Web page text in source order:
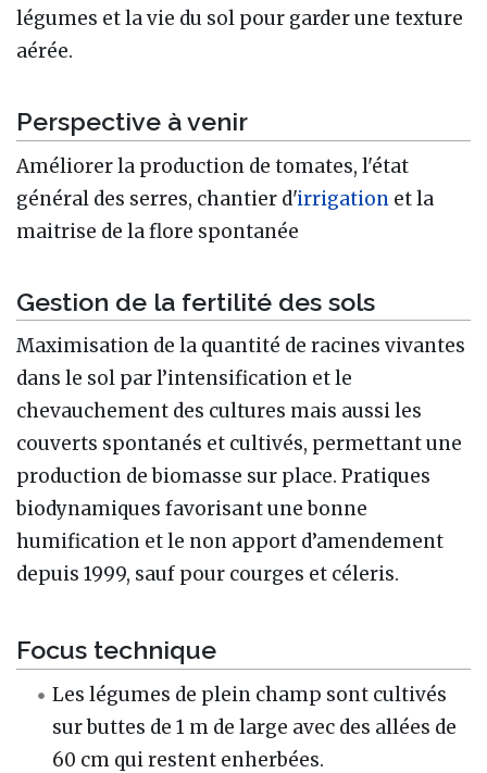
légumes et la vie du sol pour garder une texture
aérée.
Perspective à venir
Améliorer la production de tomates, l'état
général des serres, chantier d'irrigation et la
maitrise de la flore spontanée
Gestion de la fertilité des sols
Maximisation de la quantité de racines vivantes
dans le sol par l’intensification et le
chevauchement des cultures mais aussi les
couverts spontanés et cultivés, permettant une
production de biomasse sur place. Pratiques
biodynamiques favorisant une bonne
humification et le non apport d’amendement
depuis 1999, sauf pour courges et céleris.
Focus technique
Les légumes de plein champ sont cultivés
sur buttes de 1 m de large avec des allées de
60 cm qui restent enherbées.